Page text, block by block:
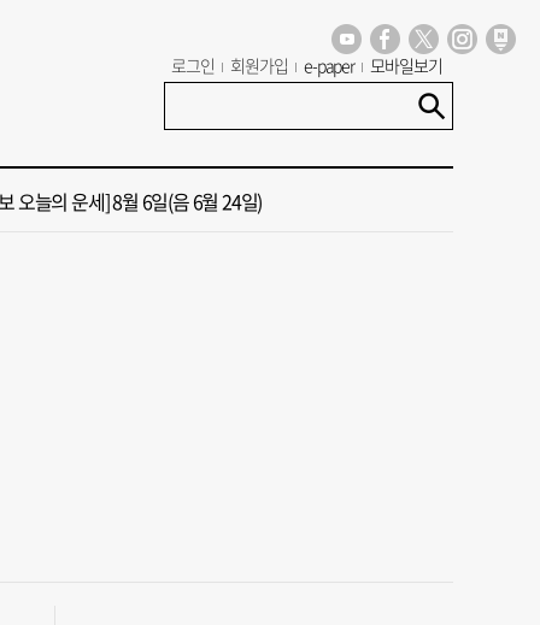
로그인 회원가입 e-paper 모바일보기
신청사 부지 선정에 직원들 의견 반영
보 오늘의 운세] 8월 5일(음 6월 23일)
오늘의 운세] 8월 6일(음 6월 24일)